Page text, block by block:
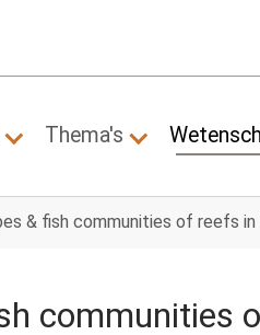
"Organisatie"
Submenu for "Taken"
Thema's
Submenu for
& fish communities of reefs in
communities